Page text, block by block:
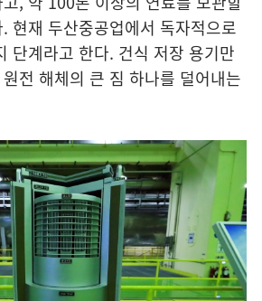
현재 두산중공업에서 독자적으로
단계라고 한다. 건식 저장 용기만
전 해체의 큰 짐 하나를 덜어내는